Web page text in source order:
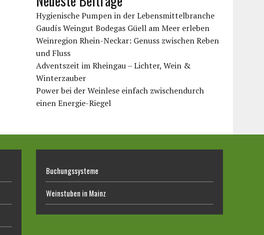
Hygienische Pumpen in der Lebensmittelbranche
Gaudís Weingut Bodegas Güell am Meer erleben
Weinregion Rhein-Neckar: Genuss zwischen Reben
und Fluss
Adventszeit im Rheingau – Lichter, Wein &
Winterzauber
Power bei der Weinlese einfach zwischendurch
einen Energie-Riegel
Buchungssysteme
Weinstuben in Mainz